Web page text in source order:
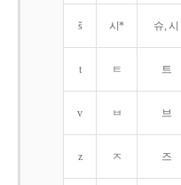
š 시* 슈, 시
t ㅌ 트
v ㅂ 브
z ㅈ 즈